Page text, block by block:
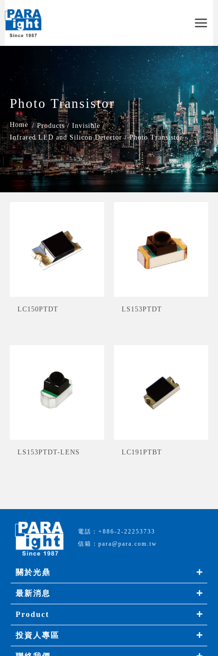
Menu
Photo Transistor
/ Products / Invisible /
Infrared LED and Silicon Detector / Photo Transistor
LC150PTDT LS153PTDT
LS153PTDT-LENS LC191PTBT
電話：+886-2-22253733
信箱：para@para.com.tw
關於光鼎
最新消息
Product
投資人專區